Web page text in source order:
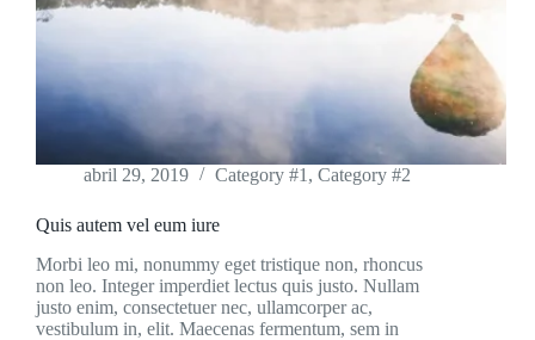
abril 29, 2019 Category #1 , Category #2
Quis autem vel eum iure
Morbi leo mi, nonummy eget tristique non, rhoncus
non leo. Integer imperdiet lectus quis justo. Nullam
justo enim, consectetuer nec, ullamcorper ac,
vestibulum in, elit. Maecenas fermentum, sem in